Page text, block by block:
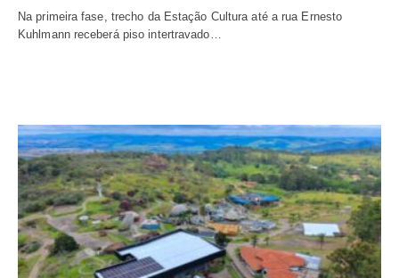
Na primeira fase, trecho da Estação Cultura até a rua Ernesto
Kuhlmann receberá piso intertravado…